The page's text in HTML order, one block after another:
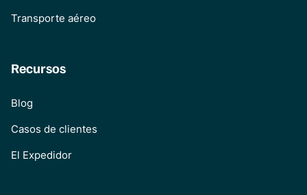
Transporte aéreo
Recursos
Blog
Casos de clientes
El Expedidor